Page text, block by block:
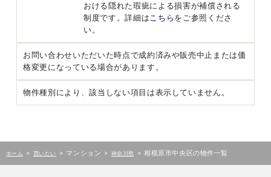
おける隠れた瑕疵による損害が補償される
制度です。詳細は こちら をご参照くださ
い。
お問い合わせいただいた時点で成約済みや販売中止または価
格変更になっている場合があります。
物件種別により、該当しない項目は表示していません。
ホーム > 買いたい > マンション > 神奈川県 > 相模原市中央区の物件一覧